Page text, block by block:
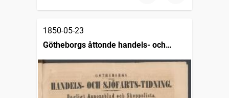
1850-05-23
Götheborgs åttonde handels- och
sjöfartstidning, dagligt annonsblad och